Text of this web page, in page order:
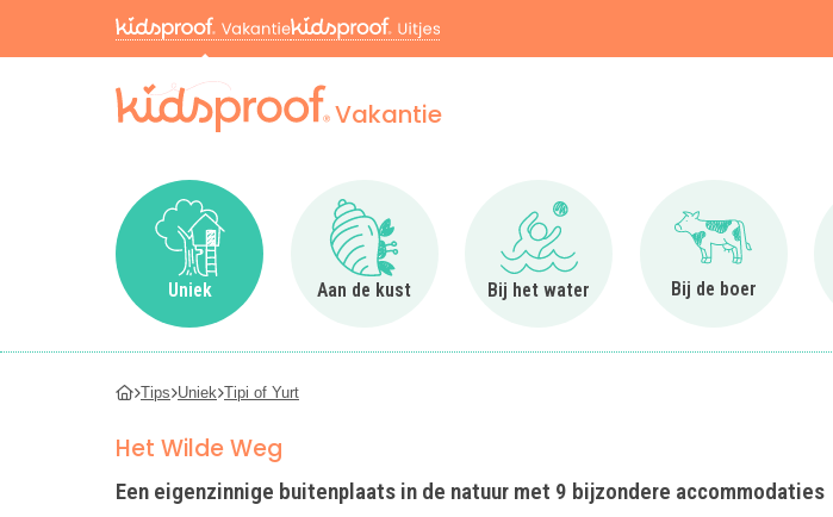
Vakantie
Uniek
Ga naar Uniek
Aan de kust
Ga naar Aan de kust
Bij het water
Ga naar Bij het water
Bij de boer
Ga naar Bij de
Tips Uniek Tipi of Yurt
Het Wilde Weg
Een eigenzinnige buitenplaats in de natuur met 9 bijzondere accommodaties